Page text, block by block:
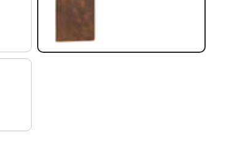
sepia - braun